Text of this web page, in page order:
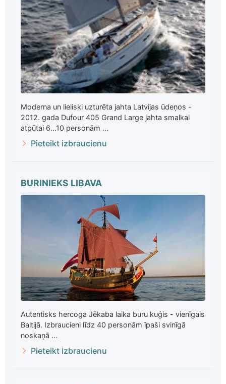
Moderna un lieliski uzturēta jahta Latvijas ūdeņos -
2012. gada Dufour 405 Grand Large jahta smalkai
atpūtai 6...10 personām ...
Pieteikt izbraucienu
BURINIEKS LIBAVA
Autentisks hercoga Jēkaba laika buru kuģis - vienīgais
Baltijā. Izbraucieni līdz 40 personām īpaši svinīgā
noskaņā ...
Pieteikt izbraucienu